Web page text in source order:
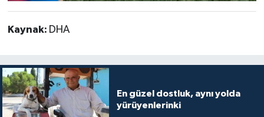
Kaynak: DHA
En güzel dostluk, aynı yolda
yürüyenlerinki